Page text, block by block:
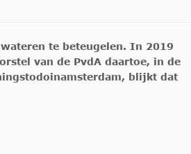
te beteugelen. In 2019
van de PvdA daartoe, in de
blijkt dat